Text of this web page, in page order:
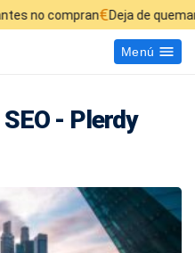
€Deja de quemar tu
Menú
- Plerdy